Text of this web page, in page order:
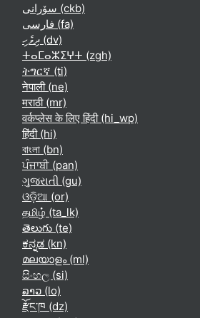
سۆرانی ‎(ckb)‎
فارسی ‎(fa)‎
ދިވެހި ‎(dv)‎
ⵜⴰⵎⴰⵣⵉⵖⵜ ‎(zgh)‎
ትግርኛ ‎(ti)‎
नेपाली ‎(ne)‎
मराठी ‎(mr)‎
वर्कप्लेस के लिए हिंदी ‎(hi_wp)‎
हिंदी ‎(hi)‎
বাংলা ‎(bn)‎
ਪੰਜਾਬੀ ‎(pan)‎
ગુજરાતી ‎(gu)‎
ଓଡ଼ିଆ ‎(or)‎
தமிழ் ‎(ta_lk)‎
తెలుగు ‎(te)‎
ಕನ್ನಡ ‎(kn)‎
മലയാളം ‎(ml)‎
සිංහල ‎(si)‎
ລາວ ‎(lo)‎
རྫོང་ཁ ‎(dz)‎